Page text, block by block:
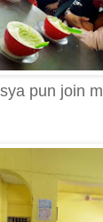
pun join